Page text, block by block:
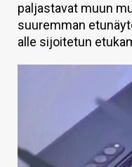
HINTA.FI
KAUPPA
HAKU
paljastavat muun
suuremman
alle sijoitetun